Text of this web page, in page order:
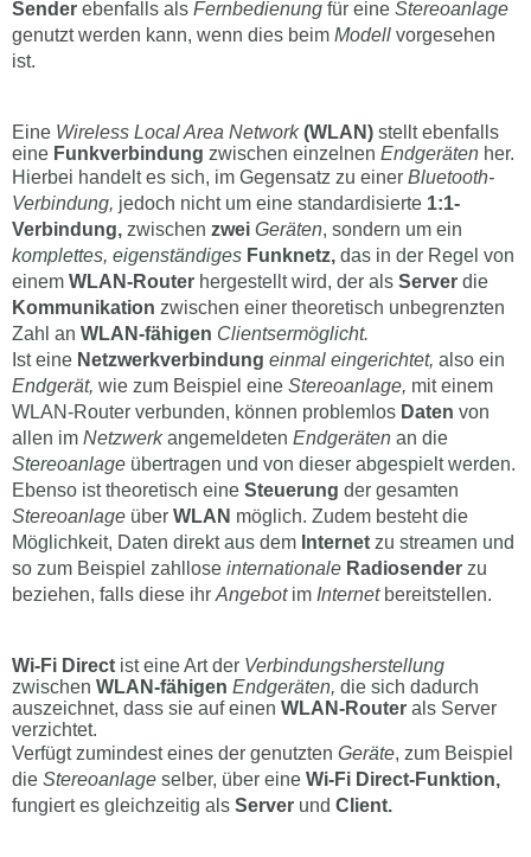
Sender ebenfalls als Fernbedienung für eine Stereoanlage
genutzt werden kann, wenn dies beim Modell vorgesehen
ist.
Eine Wireless Local Area Network (WLAN) stellt ebenfalls
eine Funkverbindung zwischen einzelnen Endgeräten her.
Hierbei handelt es sich, im Gegensatz zu einer Bluetooth-
Verbindung, jedoch nicht um eine standardisierte 1:1-
Verbindung, zwischen zwei Geräten, sondern um ein
komplettes, eigenständiges Funknetz, das in der Regel von
einem WLAN-Router hergestellt wird, der als Server die
Kommunikation zwischen einer theoretisch unbegrenzten
Zahl an WLAN-fähigen Clientsermöglicht.
Ist eine Netzwerkverbindung einmal eingerichtet, also ein
Endgerät, wie zum Beispiel eine Stereoanlage, mit einem
WLAN-Router verbunden, können problemlos Daten von
allen im Netzwerkangemeldeten Endgeräten an die
Stereoanlage übertragen und von dieser abgespielt werden.
Ebenso ist theoretisch eine Steuerung der gesamten
Stereoanlage über WLAN möglich. Zudem besteht die
Möglichkeit, Daten direkt aus dem Internet zu streamen und
so zum Beispiel zahllose internationale Radiosender zu
beziehen, falls diese ihr Angebotim Internetbereitstellen.
Wi-Fi Direct ist eine Art der Verbindungsherstellung
zwischen WLAN-fähigen Endgeräten, die sich dadurch
auszeichnet, dass sie auf einen WLAN-Router als Server
verzichtet.
Verfügt zumindest eines der genutzten Geräte, zum Beispiel
die Stereoanlage selber, über eine Wi-Fi Direct-Funktion,
fungiert es gleichzeitig als Server und Client.